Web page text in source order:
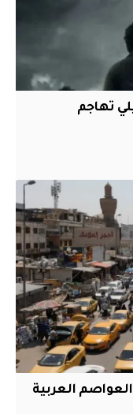
تهاجم
العواصم العربية